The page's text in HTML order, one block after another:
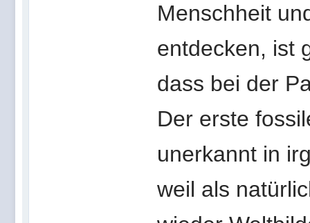
Menschheit
entdecken, ist
dass bei der
Der erste
unerkannt in
weil als